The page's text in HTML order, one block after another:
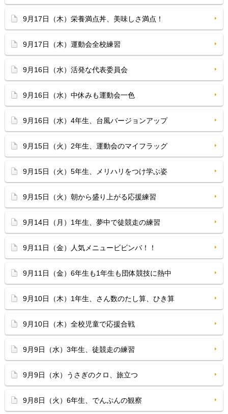
9月17日（木）栄養満点丼、美味しさ満点！
9月17日（木）運動会全校練習
9月16日（水）活発な代表委員会
9月16日（水）中休みも運動会一色
9月16日（水）4年生、台風バージョンアップ
9月15日（火）2年生、運動会のマイフラッグ
9月15日（火）5年生、メリハリをつけ学ぶ姿
9月15日（火）朝から盛り上がる応援練習
9月14日（月）1年生、夢中で徒競走の練習
9月11日（金）人気メニュービビンバ！！
9月11日（金）6年生も1年生も団体競技に熱中
9月10日（木）1年生、さん数のたし算、ひき算
9月10日（木）全校児童で応援合戦
9月9日（水）3年生、徒競走の練習
9月9日（水）うさぎのクロ、旅立つ
9月8日（火）6年生、でんぷんの観察